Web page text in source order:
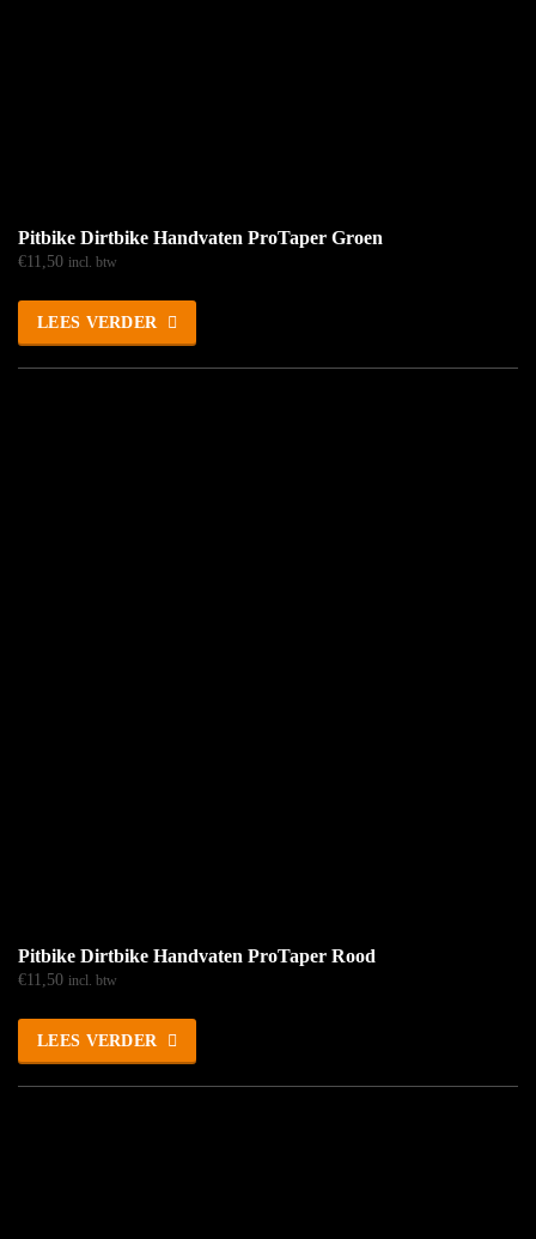
Pitbike Dirtbike Handvaten ProTaper Groen
€11,50 incl. btw
LEES VERDER
Pitbike Dirtbike Handvaten ProTaper Rood
€11,50 incl. btw
LEES VERDER